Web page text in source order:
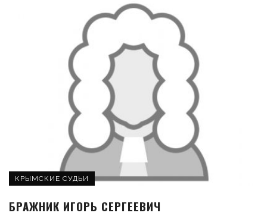
КРЫМСКИЕ СУДЬИ
БРАЖНИК ИГОРЬ СЕРГЕЕВИЧ